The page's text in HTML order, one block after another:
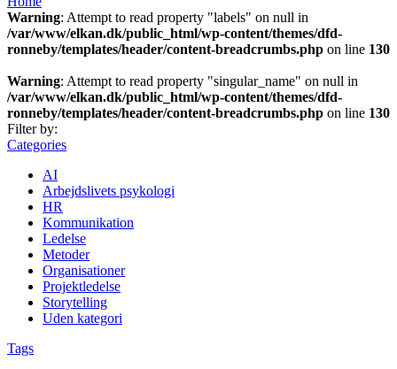
Warning: Attempt to read property "labels" on null in
/var/www/elkan.dk/public_html/wp-content/themes/dfd-
ronneby/templates/header/content-breadcrumbs.php on line 130
Warning: Attempt to read property "singular_name" on null in
/var/www/elkan.dk/public_html/wp-content/themes/dfd-
ronneby/templates/header/content-breadcrumbs.php on line 130
Filter by:
Categories
AI
Arbejdslivets psykologi
HR
Kommunikation
Ledelse
Metoder
Organisationer
Projektledelse
Storytelling
Uden kategori
Tags